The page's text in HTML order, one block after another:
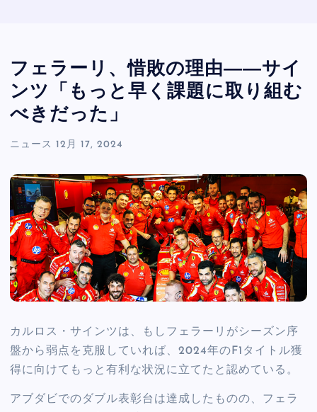
フェラーリ、惜敗の理由――サイ
ンツ「もっと早く課題に取り組む
べきだった」
ニュース 12月 17, 2024
カルロス・サインツは、もしフェラーリがシーズン序
盤から弱点を克服していれば、2024年のF1タイトル獲
得に向けてもっと有利な状況に立てたと認めている。
アブダビでのダブル表彰台は達成したものの、フェラ